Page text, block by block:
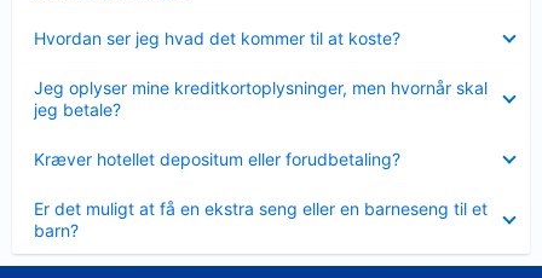
Hvordan ser jeg hvad det kommer til at koste?
Jeg oplyser mine kreditkortoplysninger, men hvornår skal
jeg betale?
Kræver hotellet depositum eller forudbetaling?
Er det muligt at få en ekstra seng eller en barneseng til et
barn?